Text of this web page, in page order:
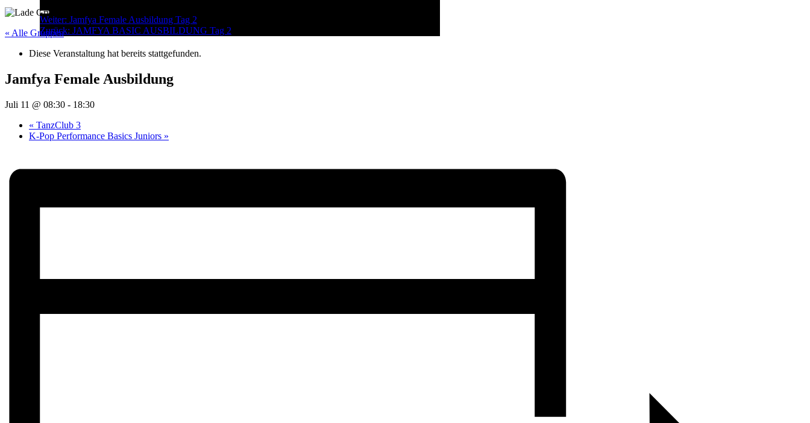
Menu
Post
navigation
Weiter: Jamfya Female Ausbildung Tag 2
Zurück: JAMFYA BASIC AUSBILDUNG Tag 2
« Alle Gruppen
Diese Veranstaltung hat bereits stattgefunden.
Jamfya Female Ausbildung
Juli 11 @ 08:30 - 18:30
« TanzClub 3
K-Pop Performance Basics Juniors »